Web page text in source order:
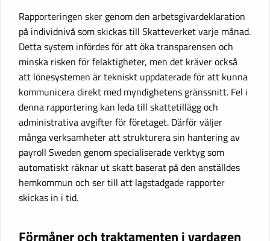
Rapporteringen sker genom den arbetsgivardeklaration
på individnivå som skickas till Skatteverket varje månad.
Detta system infördes för att öka transparensen och
minska risken för felaktigheter, men det kräver också
att lönesystemen är tekniskt uppdaterade för att kunna
kommunicera direkt med myndighetens gränssnitt. Fel i
denna rapportering kan leda till skattetillägg och
administrativa avgifter för företaget. Därför väljer
många verksamheter att strukturera sin hantering av
payroll Sweden genom specialiserade verktyg som
automatiskt räknar ut skatt baserat på den anställdes
hemkommun och ser till att lagstadgade rapporter
skickas in i tid.
Förmåner och traktamenten i vardagen